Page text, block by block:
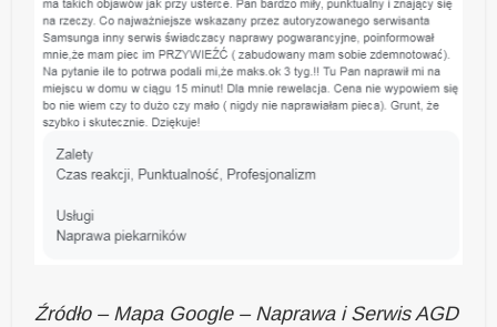
Źródło – Mapa Google – Naprawa i Serwis AGD